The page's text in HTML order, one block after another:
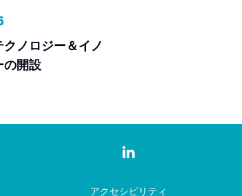
ノロジー＆イノ
の開設
アクセシビリティ